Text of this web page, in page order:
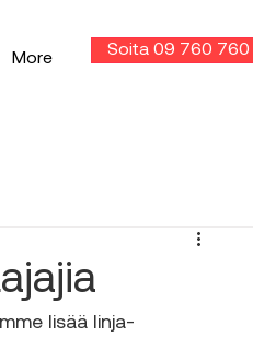
More Soita 09 760 760
lisää linja-